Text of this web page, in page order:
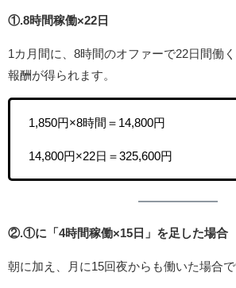
①.8時間稼働×22日
1カ月間に、8時間のオファーで22日間働
報酬が得られます。
1,850円×8時間＝14,800円
14,800円×22日＝325,600円
②.①に「4時間稼働×15日」を足した場合
朝に加え、月に15回夜からも働いた場合で